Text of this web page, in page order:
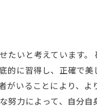
いと考えています
に習得し、正確で
いることにより、よ
力によって、自分